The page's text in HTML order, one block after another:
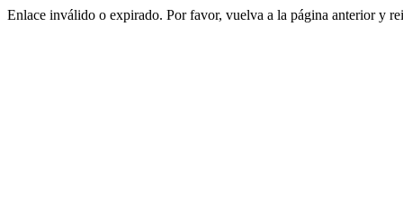
Enlace inválido o expirado. Por favor, vuelva a la página anterior y